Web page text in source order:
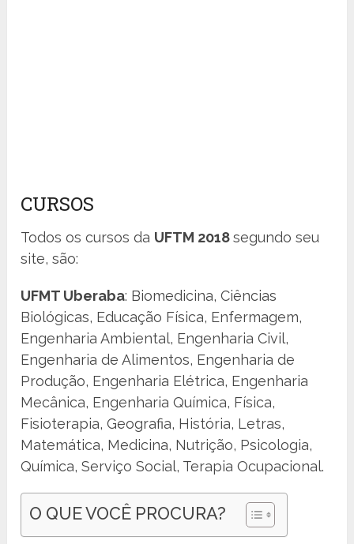
CURSOS
Todos os cursos da UFTM 2018segundo seu
site, são:
UFMT Uberaba: Biomedicina, Ciências
Biológicas, Educação Física, Enfermagem,
Engenharia Ambiental, Engenharia Civil,
Engenharia de Alimentos, Engenharia de
Produção, Engenharia Elétrica, Engenharia
Mecânica, Engenharia Química, Física,
Fisioterapia, Geografia, História, Letras,
Matemática, Medicina, Nutrição, Psicologia,
Química, Serviço Social, Terapia Ocupacional.
O QUE VOCÊ PROCURA?